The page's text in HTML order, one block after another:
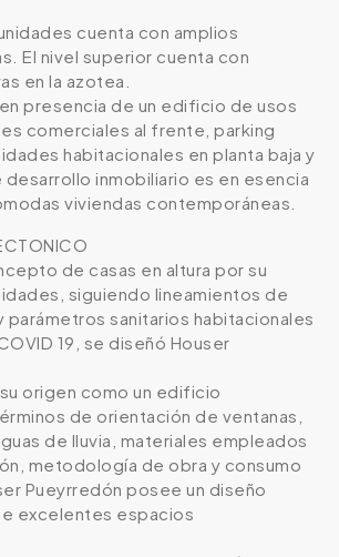
cuenta con amplios
El nivel superior cuenta con
en la azotea.
presencia de un edificio de usos
comerciales al frente, parking
habitacionales en planta baja y
inmobiliario es en esencia
viviendas contemporáneas.
de casas en altura por su
siguiendo lineamientos de
parámetros sanitarios habitacionales
19, se diseñó Houser
origen como un edificio
de orientación de ventanas,
de lluvia, materiales empleados
metodología de obra y consumo
Pueyrredón posee un diseño
excelentes espacios